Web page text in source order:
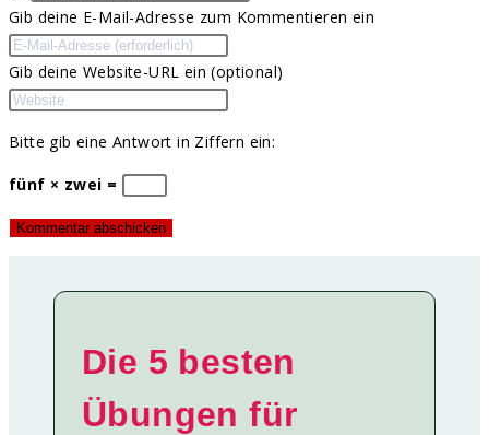
Gib deine E-Mail-Adresse zum Kommentieren ein
Gib deine Website-URL ein (optional)
Bitte gib eine Antwort in Ziffern ein:
fünf × zwei =
Die 5 besten
Übungen für